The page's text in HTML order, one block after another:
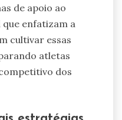
de apoio ao
enfatizam a
cultivar essas
atletas
dos